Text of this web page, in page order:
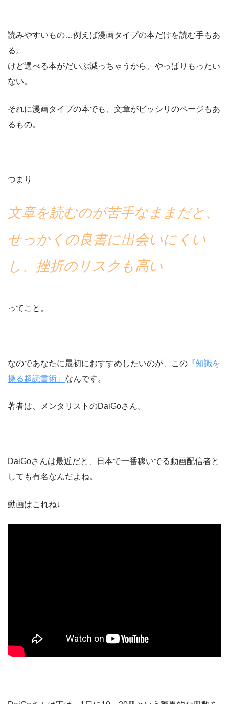
読みやすいもの…例えば漫画タイプの本だけを読む手もあ
る。
けど選べる本がだいぶ減っちゃうから、やっぱりもったい
ない。
それに漫画タイプの本でも、文章がビッシリのページもあ
るもの。
つまり
文章を読むのが苦手なままだと、
せっかくの良書に出会いにくい
し、挫折のリスクも高い
ってこと。
なのであなたに最初におすすめしたいのが、この 『知識を
操る超読書術』 なんです。
著者は、メンタリストのDaiGoさん。
DaiGoさんは最近だと、日本で一番稼いでる動画配信者と
しても有名なんだよね。
動画はこれね↓